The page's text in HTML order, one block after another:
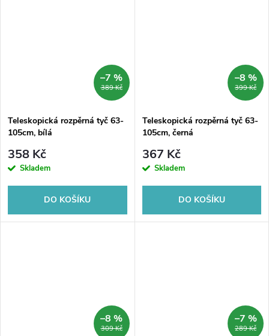
389 Kč
–7 %
Teleskopická rozpěrná tyč 63-
105cm, bílá
358 Kč
Skladem
DO KOŠÍKU
399 Kč
–8 %
Teleskopická rozpěrná tyč 63-
105cm, černá
367 Kč
Skladem
DO KOŠÍKU
309 Kč
–8 %
289 Kč
–7 %